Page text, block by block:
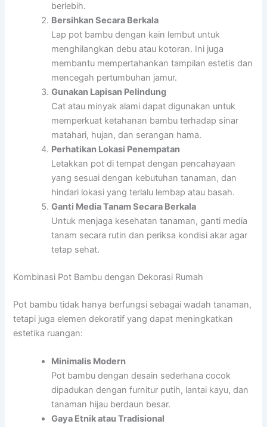
berlebih.
Bersihkan Secara Berkala
Lap pot bambu dengan kain lembut untuk
menghilangkan debu atau kotoran. Ini juga
membantu mempertahankan tampilan estetis dan
mencegah pertumbuhan jamur.
Gunakan Lapisan Pelindung
Cat atau minyak alami dapat digunakan untuk
memperkuat ketahanan bambu terhadap sinar
matahari, hujan, dan serangan hama.
Perhatikan Lokasi Penempatan
Letakkan pot di tempat dengan pencahayaan
yang sesuai dengan kebutuhan tanaman, dan
hindari lokasi yang terlalu lembap atau basah.
Ganti Media Tanam Secara Berkala
Untuk menjaga kesehatan tanaman, ganti media
tanam secara rutin dan periksa kondisi akar agar
tetap sehat.
Kombinasi Pot Bambu dengan Dekorasi Rumah
Pot bambu tidak hanya berfungsi sebagai wadah tanaman,
tetapi juga elemen dekoratif yang dapat meningkatkan
estetika ruangan:
Minimalis Modern
Pot bambu dengan desain sederhana cocok
dipadukan dengan furnitur putih, lantai kayu, dan
tanaman hijau berdaun besar.
Gaya Etnik atau Tradisional